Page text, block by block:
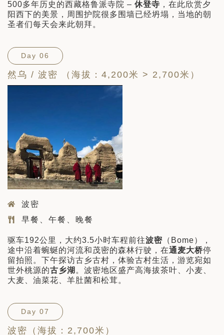
500多年历史的西藏格鲁派寺院 – 休登寺 ，在此欣赏夕
阳西下的美景，周围护院很多围墙已经坍塌，当地的朝
圣者们每天会来此朝拜。
Day 06
然乌 / 波密 （海拔：4,200米 > 2,700米）
波密
早餐、午餐、晚餐
驱车192公里，大约3.5小时车程前往波密 （Bome），
途中沿着蜿蜒的河流和茂密的森林行驶，在通麦大桥停
留拍照。下午探访古乡古村，体验古村生活，游览宛如
世外桃源的古乡湖 。波密地区盛产高海拔茶叶、小麦、
大麦、油菜花、羊肚菌和松茸。
Day 07
波密（海拔：2,700米）